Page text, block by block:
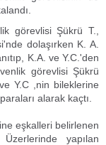
görevlisi Şükrü T.,
dolaşırken K. A.
K.A. ve Y.C.'den
görevlisi Şükrü
Y.C ,nin bileklerine
alarak kaçtı.
eşkalleri belirlenen
yapılan